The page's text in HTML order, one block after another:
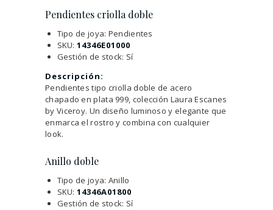
Pendientes criolla doble
Tipo de joya: Pendientes
SKU: 14346E01000
Gestión de stock: Sí
Descripción:
Pendientes tipo criolla doble de acero
chapado en plata 999, colección Laura Escanes
by Viceroy. Un diseño luminoso y elegante que
enmarca el rostro y combina con cualquier
look.
Anillo doble
Tipo de joya: Anillo
SKU: 14346A01800
Gestión de stock: Sí